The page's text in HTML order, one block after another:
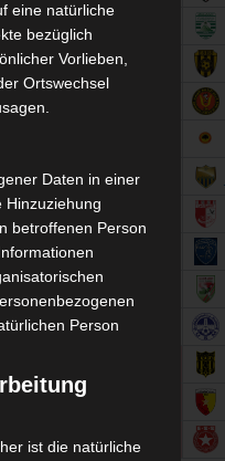
eine natürliche
bezüglich
Vorlieben,
Ortswechsel
Daten in einer
Hinzuziehung
betroffenen Person
Person
ist die natürliche